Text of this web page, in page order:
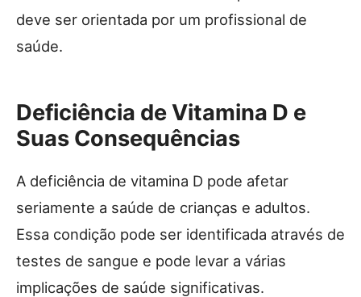
deve ser orientada por um profissional de
saúde.
Deficiência de Vitamina D e
Suas Consequências
A deficiência de vitamina D pode afetar
seriamente a saúde de crianças e adultos.
Essa condição pode ser identificada através de
testes de sangue e pode levar a várias
implicações de saúde significativas.